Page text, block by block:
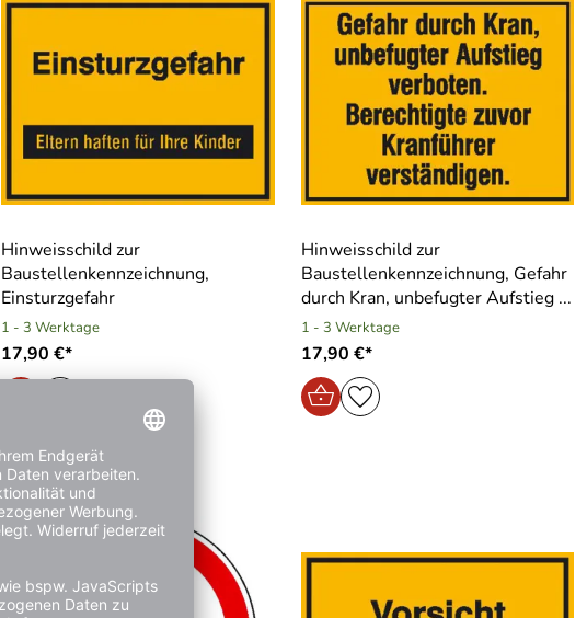
Hinweisschild zur
Baustellenkennzeichnung,
Einsturzgefahr
1 - 3 Werktage
17,90 €*
Hinweisschild zur
Baustellenkennzeichnung, Gefahr
durch Kran, unbefugter Aufstieg ...
1 - 3 Werktage
17,90 €*